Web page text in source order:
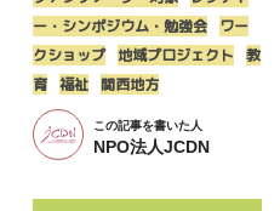
ー・シンポジウム・勉強会
ワー
クショップ 地域プロジェクト
教
育 福祉 関西地方
この記事を書いた人
NPO法人JCDN